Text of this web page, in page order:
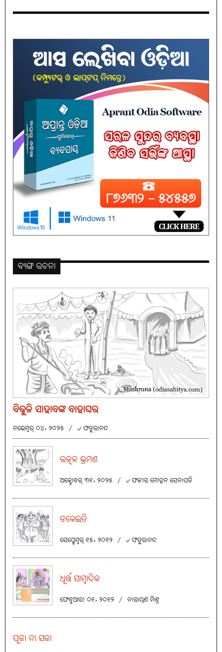
ବ୍ୟଙ୍ଗ ରଚନା
ବିଜୁଳି ସାହାବଙ୍କ ବାହାଘର
ନଭେମ୍ବର୍ ୦୪, ୨୦୨୫ / ୰ ଫତୁରାନନ୍ଦ
ଉତ୍କଳ ଭ୍ରମଣ
ଅକ୍ଟୋବର୍ ୩୧, ୨୦୨୫ / ୰ ଫକୀର ମୋହନ ସେନାପତି
ଡକେଇତି
ସେପ୍ଟେମ୍ବର୍ ୧୫, ୨୦୧୨ / ୰ ଫତୁରାନନ୍ଦ
ଧୂର୍ତ୍ତ ସାମ୍ବାଦିକ
ଫେବୃଆରୀ ୦୧, ୨୦୧୨ / ନାରାୟଣ ମିଶ୍ର
ପୂଜା ନା ସଜା